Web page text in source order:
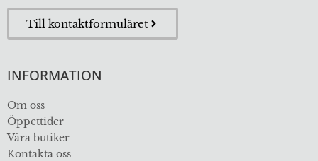
Till kontaktformuläret
INFORMATION
Om oss
Öppettider
Våra butiker
Kontakta oss